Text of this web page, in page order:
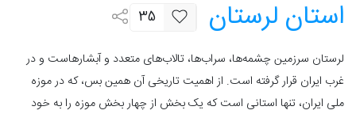
استان لرستان 35
لرستان سرزمین چشمه‌ها، سراب‌ها، تالاب‌های متعدد و آبشارهاست و در
غرب ایران قرار گرفته است. از اهمیت تاریخی آن همین بس، که در موزه
ملی ایران، تنها استانی است که یک بخش از چهار بخش موزه را به خود